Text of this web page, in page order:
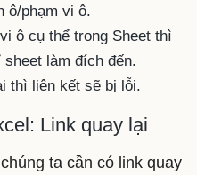
ô/phạm vi ô.
ô cụ thể trong Sheet thì
làm đích đến.
thì liên kết sẽ bị lỗi.
Link quay lại
ta cần có link quay